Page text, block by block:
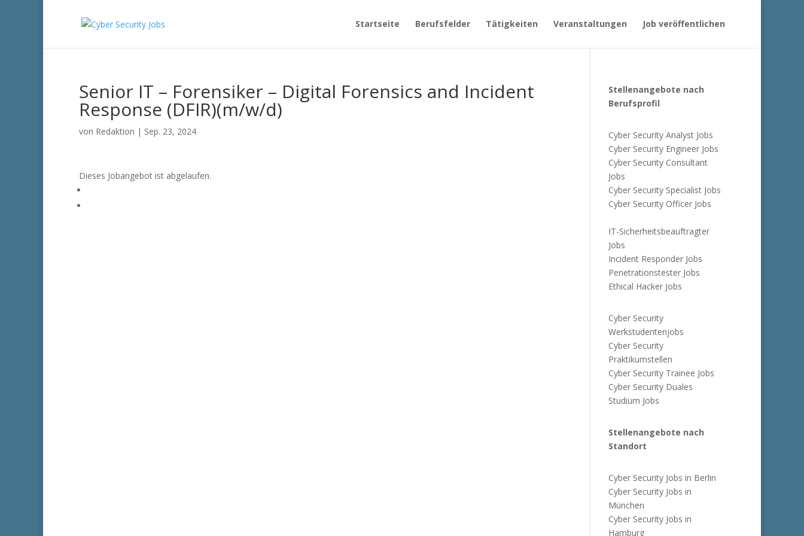
Startseite Berufsfelder Tätigkeiten Veranstaltungen Job veröffentlichen
Senior IT – Forensiker – Digital Forensics and Incident
Response (DFIR)(m/w/d)
von Redaktion | Sep. 23, 2024
Dieses Jobangebot ist abgelaufen.
Stellenangebote nach
Berufsprofil
Cyber Security Analyst Jobs
Cyber Security Engineer Jobs
Cyber Security Consultant
Jobs
Cyber Security Specialist Jobs
Cyber Security Officer Jobs
IT-Sicherheitsbeauftragter
Jobs
Incident Responder Jobs
Penetrationstester Jobs
Ethical Hacker Jobs
Cyber Security
Werkstudentenjobs
Cyber Security
Praktikumstellen
Cyber Security Trainee Jobs
Cyber Security Duales
Studium Jobs
Stellenangebote nach
Standort
Cyber Security Jobs in Berlin
Cyber Security Jobs in
München
Cyber Security Jobs in
Hamburg